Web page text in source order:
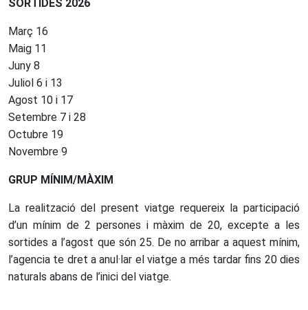
SORTIDES 2026
Març 16
Maig 11
Juny 8
Juliol 6 i 13
Agost 10 i 17
Setembre 7 i 28
Octubre 19
Novembre 9
GRUP MÍNIM/MÀXIM
La realització del present viatge requereix la participació
d’un mínim de 2 persones i màxim de 20, excepte a les
sortides a l’agost que són 25. De no arribar a aquest mínim,
l’agencia te dret a anul·lar el viatge a més tardar fins 20 dies
naturals abans de l’inici del viatge.